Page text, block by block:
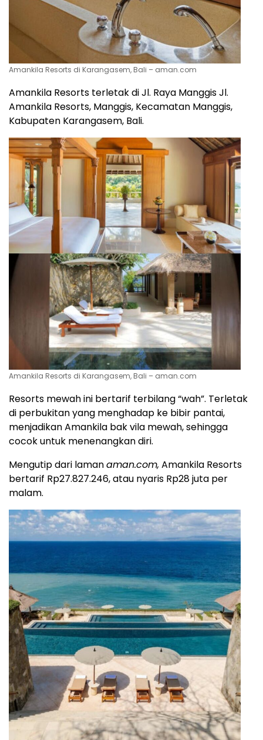
Amankila Resorts di Karangasem, Bali – aman.com
Amankila Resorts terletak di Jl. Raya Manggis Jl.
Amankila Resorts, Manggis, Kecamatan Manggis,
Kabupaten Karangasem, Bali.
Amankila Resorts di Karangasem, Bali – aman.com
Resorts mewah ini bertarif terbilang “wah”. Terletak
di perbukitan yang menghadap ke bibir pantai,
menjadikan Amankila bak vila mewah, sehingga
cocok untuk menenangkan diri.
Mengutip dari lamanaman.com, Amankila Resorts
bertarif Rp27.827.246, atau nyaris Rp28 juta per
malam.